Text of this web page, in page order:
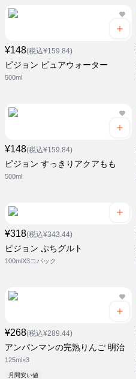
¥148(税込¥159.84)
ピジョン ピュアウォーター
500ml
¥148(税込¥159.84)
ピジョン すっきりアクアもも
500ml
¥318(税込¥343.44)
ピジョン ぷちグルト
100mlX3コパック
¥268(税込¥289.44)
アンパンマンの完熟りんご 明治
125ml×3
月間安い値